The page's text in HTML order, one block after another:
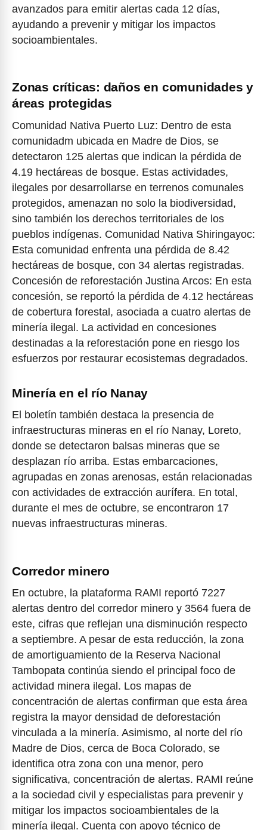
avanzados para emitir alertas cada 12 días,
ayudando a prevenir y mitigar los impactos
socioambientales.
Zonas críticas: daños en comunidades y
áreas protegidas
Comunidad Nativa Puerto Luz: Dentro de esta
comunidadm ubicada en Madre de Dios, se
detectaron 125 alertas que indican la pérdida de
4.19 hectáreas de bosque. Estas actividades,
ilegales por desarrollarse en terrenos comunales
protegidos, amenazan no solo la biodiversidad,
sino también los derechos territoriales de los
pueblos indígenas. Comunidad Nativa Shiringayoc:
Esta comunidad enfrenta una pérdida de 8.42
hectáreas de bosque, con 34 alertas registradas.
Concesión de reforestación Justina Arcos: En esta
concesión, se reportó la pérdida de 4.12 hectáreas
de cobertura forestal, asociada a cuatro alertas de
minería ilegal. La actividad en concesiones
destinadas a la reforestación pone en riesgo los
esfuerzos por restaurar ecosistemas degradados.
Minería en el río Nanay
El boletín también destaca la presencia de
infraestructuras mineras en el río Nanay, Loreto,
donde se detectaron balsas mineras que se
desplazan río arriba. Estas embarcaciones,
agrupadas en zonas arenosas, están relacionadas
con actividades de extracción aurífera. En total,
durante el mes de octubre, se encontraron 17
nuevas infraestructuras mineras.
Corredor minero
En octubre, la plataforma RAMI reportó 7227
alertas dentro del corredor minero y 3564 fuera de
este, cifras que reflejan una disminución respecto
a septiembre. A pesar de esta reducción, la zona
de amortiguamiento de la Reserva Nacional
Tambopata continúa siendo el principal foco de
actividad minera ilegal. Los mapas de
concentración de alertas confirman que esta área
registra la mayor densidad de deforestación
vinculada a la minería. Asimismo, al norte del río
Madre de Dios, cerca de Boca Colorado, se
identifica otra zona con una menor, pero
significativa, concentración de alertas. RAMI reúne
a la sociedad civil y especialistas para prevenir y
mitigar los impactos socioambientales de la
minería ilegal. Cuenta con apoyo técnico de